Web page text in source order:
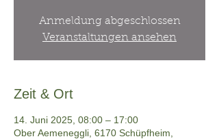
Anmeldung abgeschlossen
Veranstaltungen ansehen
Zeit & Ort
14. Juni 2025, 08:00 – 17:00
Ober Aemeneggli, 6170 Schüpfheim,